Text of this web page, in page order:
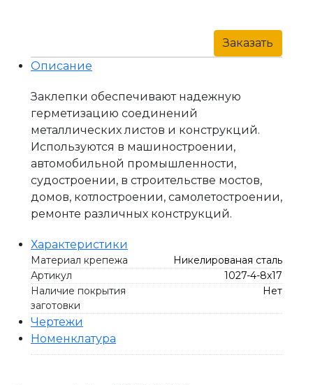
Заказать
Описание
Заклепки обеспечивают надежную
герметизацию соединений
металлических листов и конструкций.
Используются в машиностроении,
автомобильной промышленности,
судостроении, в строительстве мостов,
домов, котлостроении, самолетостроении,
ремонте различных конструкций.
Характеристики
Материал крепежа
Никелированая сталь
Артикул
1027-4-8x17
Наличие покрытия
заготовки
Нет
Чертежи
Номенклатура